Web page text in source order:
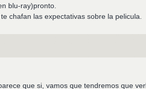
blu-ray)pronto.
chafan las expectativas sobre la pelicula.
que si, vamos que tendremos que